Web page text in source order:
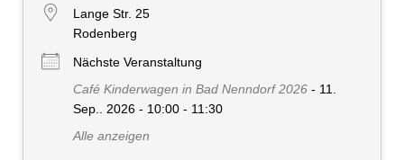
Lange Str. 25
Rodenberg
Nächste Veranstaltung
Café Kinderwagen in Bad Nenndorf 2026 - 11.
Sep.. 2026 - 10:00 - 11:30
Alle anzeigen